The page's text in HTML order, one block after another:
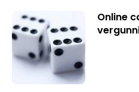
Online